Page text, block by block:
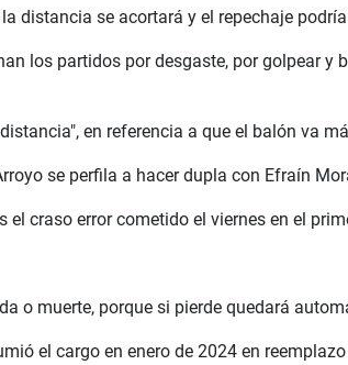
distancia se acortará y el repechaje
los partidos por desgaste, por golpear y
en referencia a que el balón va
se perfila a hacer dupla con Efraín
craso error cometido el viernes en el
o muerte, porque si pierde quedará
el cargo en enero de 2024 en